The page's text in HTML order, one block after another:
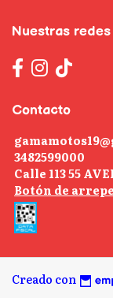
Nuestras
Contacto
3482599000
Calle 113 55
Botón de
Creado con